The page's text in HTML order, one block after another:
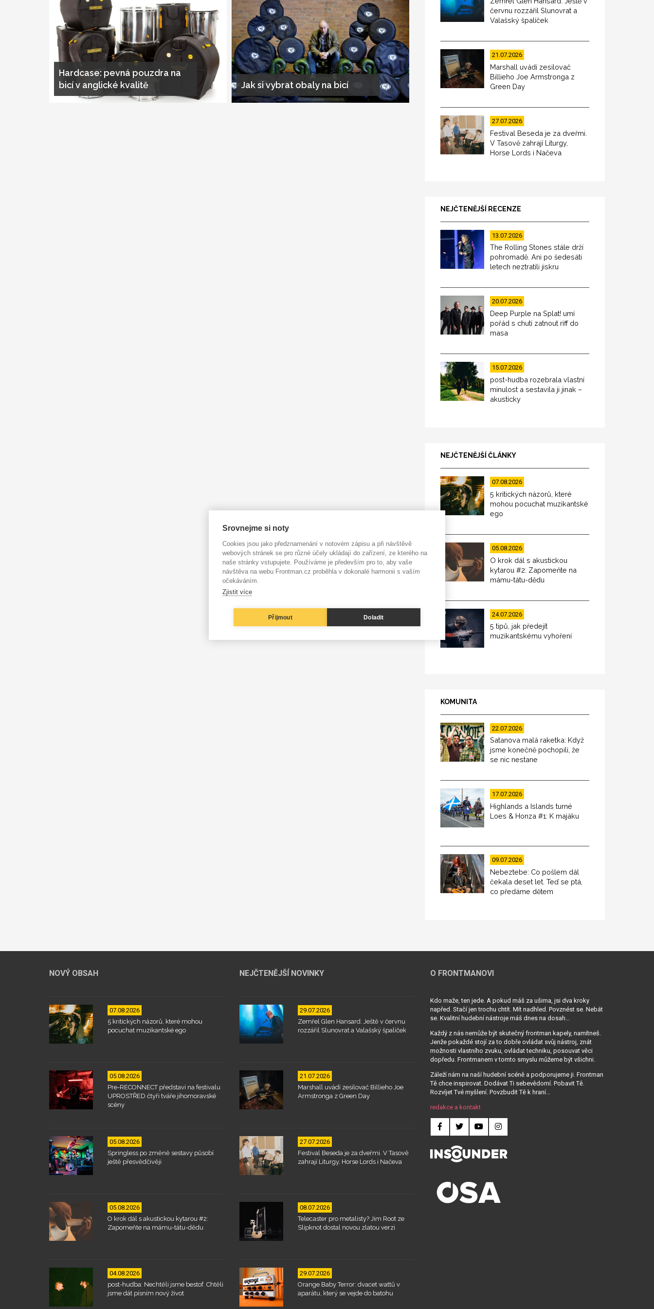
Hardcase: pevná pouzdra na
bicí v anglické kvalitě
Jak si vybrat obaly na bicí
červnu rozzářil Slunovrat a
Valašský špalíček
21.07.2026
Marshall uvádí zesilovač
Billieho Joe Armstronga z
Green Day
27.07.2026
Festival Beseda je za dveřmi.
V Tasově zahrají Liturgy,
Horse Lords i Načeva
NEJČTENĚJŠÍ RECENZE
13.07.2026
The Rolling Stones stále drží
pohromadě. Ani po šedesáti
letech neztratili jiskru
20.07.2026
Deep Purple na Splat! umí
pořád s chutí zatnout riff do
masa
15.07.2026
post-hudba rozebrala vlastní
minulost a sestavila ji jinak –
akusticky
NEJČTENĚJŠÍ ČLÁNKY
07.08.2026
5 kritických názorů, které
mohou pocuchat muzikantské
ego
05.08.2026
O krok dál s akustickou
kytarou #2: Zapomeňte na
mámu-tátu-dědu
24.07.2026
5 tipů, jak předejít
muzikantskému vyhoření
KOMUNITA
22.07.2026
Satanova malá raketka: Když
jsme konečně pochopili, že
se nic nestane
17.07.2026
Highlands a Islands turné
Loes & Honza #1: K majáku
09.07.2026
Nebeztebe: Co pošlem dál
čekala deset let. Teď se ptá,
co předáme dětem
NOVÝ OBSAH
07.08.2026
5 kritických názorů, které mohou
pocuchat muzikantské ego
05.08.2026
Pre-RECONNECT představí na festivalu
UPROSTŘED čtyři tváře jihomoravské
scény
05.08.2026
Springless po změně sestavy působí
ještě přesvědčivěji
05.08.2026
O krok dál s akustickou kytarou #2:
Zapomeňte na mámu-tátu-dědu
04.08.2026
post-hudba: Nechtěli jsme bestof. Chtěli
jsme dát písním nový život
NEJČTENĚJŠÍ NOVINKY
29.07.2026
Zemřel Glen Hansard. Ještě v červnu
rozzářil Slunovrat a Valašský špalíček
21.07.2026
Marshall uvádí zesilovač Billieho Joe
Armstronga z Green Day
27.07.2026
Festival Beseda je za dveřmi. V Tasově
zahrají Liturgy, Horse Lords i Načeva
08.07.2026
Telecaster pro metalisty? Jim Root ze
Slipknot dostal novou zlatou verzi
29.07.2026
Orange Baby Terror: dvacet wattů v
aparátu, který se vejde do batohu
O FRONTMANOVI
Kdo maže, ten jede. A pokud máš za ušima, jsi dva kroky
napřed. Stačí jen trochu chtít. Mít nadhled. Povznést se. Nebát
se. Kvalitní hudební nástroje máš dnes na dosah...
Každý z nás nemůže být skutečný frontman kapely, namítneš.
Jenže pokaždé stojí za to dobře ovládat svůj nástroj, znát
možnosti vlastního zvuku, ovládat techniku, posouvat věci
dopředu. Frontmanem v tomto smyslu můžeme být všichni.
Záleží nám na naší hudební scéně a podporujeme ji. Frontman
Tě chce inspirovat. Dodávat Ti sebevědomí. Pobavit Tě.
Rozvíjet Tvé myšlení. Povzbudit Tě k hraní...
redakce a kontakt
Srovnejme si noty
Cookies jsou jako předznamenání v notovém zápisu a při návštěvě
webových stránek se pro různé účely ukládají do zařízení, ze kterého na
naše stránky vstupujete. Používáme je především pro to, aby vaše
návštěva na webu Frontman.cz proběhla v dokonalé harmonii s vaším
očekáváním.
Zjistit více
Přijmout Doladit